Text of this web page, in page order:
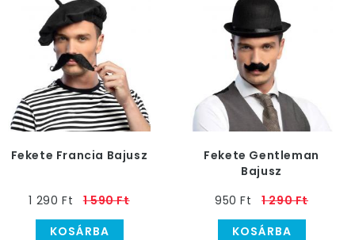
Fekete Francia Bajusz
1 290 Ft
1 590 Ft
KOSÁRBA
Fekete Gentleman
Bajusz
950 Ft
1 290 Ft
KOSÁRBA